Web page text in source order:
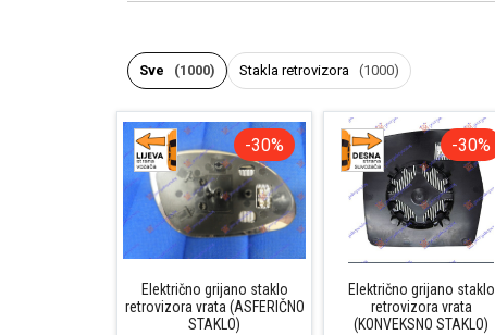
Sve (1000) Stakla retrovizora (1000)
-30%
Električno grijano staklo
retrovizora vrata (ASFERIČNO
STAKLO)
-30%
Električno grijano staklo
retrovizora vrata
(KONVEKSNO STAKLO)